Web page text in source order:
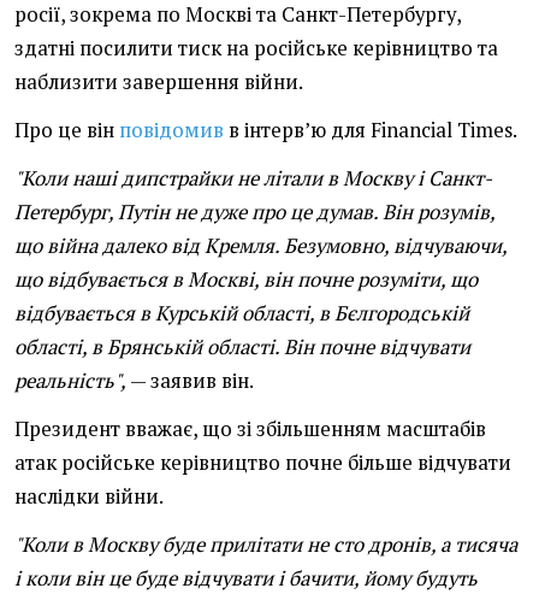
росії, зокрема по Москві та Санкт-Петербургу,
здатні посилити тиск на російське керівництво та
наблизити завершення війни.
Про це він повідомив в інтервʼю для Financial Times.
"Коли наші дипстрайки не літали в Москву і Санкт-
Петербург, Путін не дуже про це думав. Він розумів,
що війна далеко від Кремля. Безумовно, відчуваючи,
що відбувається в Москві, він почне розуміти, що
відбувається в Курській області, в Бєлгородській
області, в Брянській області. Він почне відчувати
реальність", — заявив він.
Президент вважає, що зі збільшенням масштабів
атак російське керівництво почне більше відчувати
наслідки війни.
"Коли в Москву буде прилітати не сто дронів, а тисяча
і коли він це буде відчувати і бачити, йому будуть